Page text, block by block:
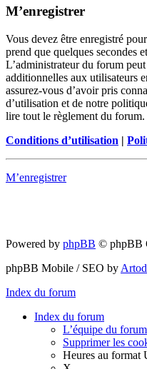
M’enregistrer
Vous devez être enregistré
prend que quelques secondes
L’administrateur du forum
additionnelles aux utilisateurs
assurez-vous d’avoir pris
d’utilisation et de notre
lire tout le règlement du forum.
Conditions d’utilisation |
M’enregistrer
Powered by phpBB © phpBB
phpBB Mobile / SEO by
Index du forum
Index du forum
L’équipe du forum
Supprimer les
Heures au format